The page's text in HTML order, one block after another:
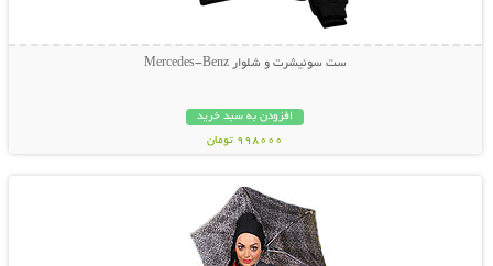
ست سوئیشرت و شلوار Mercedes-Benz
افزودن به سبد خرید
998000 تومان
نمایش توضیحات بیشتر